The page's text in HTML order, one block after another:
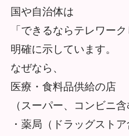
国や自治体は
「できるならテレワー
明確に示しています。
なぜなら、
医療・食料品供給の店
（スーパー、コンビニ含
・薬局（ドラッグストア